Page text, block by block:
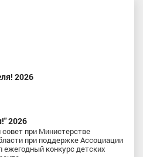
2026
2026
при Министерстве
при поддержке Ассоциации
ежегодный конкурс детских